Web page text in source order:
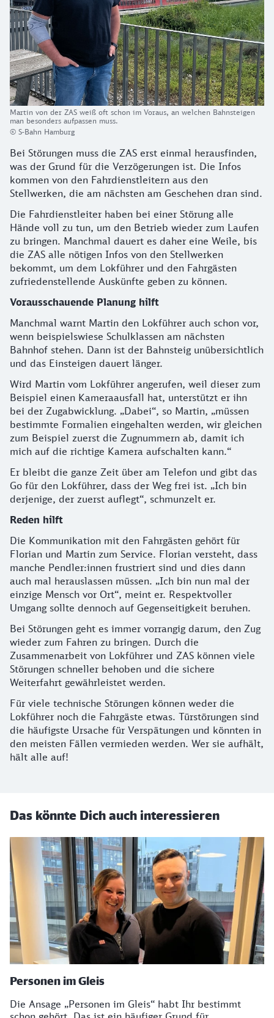
Martin von der ZAS weiß oft schon im Voraus, an welchen Bahnsteigen
man besonders aufpassen muss.
© S-Bahn Hamburg
Bei Störungen muss die ZAS erst einmal herausfinden,
was der Grund für die Verzögerungen ist. Die Infos
kommen von den Fahrdienstleitern aus den
Stellwerken, die am nächsten am Geschehen dran sind.
Die Fahrdienstleiter haben bei einer Störung alle
Hände voll zu tun, um den Betrieb wieder zum Laufen
zu bringen. Manchmal dauert es daher eine Weile, bis
die ZAS alle nötigen Infos von den Stellwerken
bekommt, um dem Lokführer und den Fahrgästen
zufriedenstellende Auskünfte geben zu können.
Vorausschauende Planung hilft
Manchmal warnt Martin den Lokführer auch schon vor,
wenn beispielswiese Schulklassen am nächsten
Bahnhof stehen. Dann ist der Bahnsteig unübersichtlich
und das Einsteigen dauert länger.
Wird Martin vom Lokführer angerufen, weil dieser zum
Beispiel einen Kameraausfall hat, unterstützt er ihn
bei der Zugabwicklung. „Dabei“, so Martin, „müssen
bestimmte Formalien eingehalten werden, wir gleichen
zum Beispiel zuerst die Zugnummern ab, damit ich
mich auf die richtige Kamera aufschalten kann.“
Er bleibt die ganze Zeit über am Telefon und gibt das
Go für den Lokführer, dass der Weg frei ist. „Ich bin
derjenige, der zuerst auflegt“, schmunzelt er.
Reden hilft
Die Kommunikation mit den Fahrgästen gehört für
Florian und Martin zum Service. Florian versteht, dass
manche Pendler:innen frustriert sind und dies dann
auch mal herauslassen müssen. „Ich bin nun mal der
einzige Mensch vor Ort“, meint er. Respektvoller
Umgang sollte dennoch auf Gegenseitigkeit beruhen.
Bei Störungen geht es immer vorrangig darum, den Zug
wieder zum Fahren zu bringen. Durch die
Zusammenarbeit von Lokführer und ZAS können viele
Störungen schneller behoben und die sichere
Weiterfahrt gewährleistet werden.
Für viele technische Störungen können weder die
Lokführer noch die Fahrgäste etwas. Türstörungen sind
die häufigste Ursache für Verspätungen und könnten in
den meisten Fällen vermieden werden. Wer sie aufhält,
hält alle auf!
Das könnte Dich auch interessieren
Personen im Gleis
Die Ansage „Personen im Gleis“ habt Ihr bestimmt